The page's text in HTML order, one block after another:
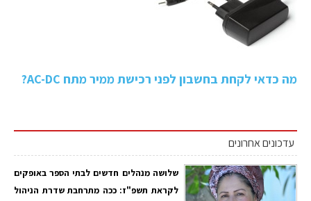
מה כדאי לקחת בחשבון לפני רכישת ממיר מתח AC-DC?
עדכונים אחרונים
שלושה מנהלים חדשים לבתי הספר באופקים
לקראת תשפ"ז: ככה מתרחבת שדרת הניהול